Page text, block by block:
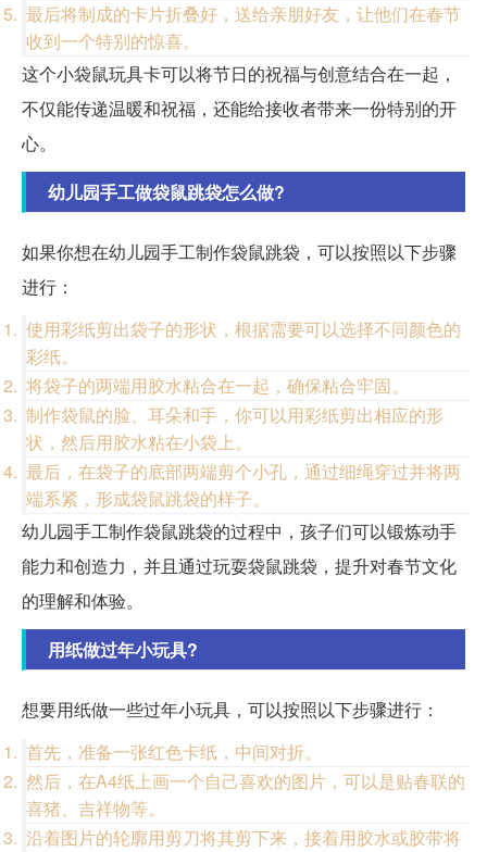
最后将制成的卡片折叠好，送给亲朋好友，让他们在春节
收到一个特别的惊喜。
这个小袋鼠玩具卡可以将节日的祝福与创意结合在一起，
不仅能传递温暖和祝福，还能给接收者带来一份特别的开
心。
幼儿园手工做袋鼠跳袋怎么做?
如果你想在幼儿园手工制作袋鼠跳袋，可以按照以下步骤
进行：
使用彩纸剪出袋子的形状，根据需要可以选择不同颜色的
彩纸。
将袋子的两端用胶水粘合在一起，确保粘合牢固。
制作袋鼠的脸、耳朵和手，你可以用彩纸剪出相应的形
状，然后用胶水粘在小袋上。
最后，在袋子的底部两端剪个小孔，通过细绳穿过并将两
端系紧，形成袋鼠跳袋的样子。
幼儿园手工制作袋鼠跳袋的过程中，孩子们可以锻炼动手
能力和创造力，并且通过玩耍袋鼠跳袋，提升对春节文化
的理解和体验。
用纸做过年小玩具?
想要用纸做一些过年小玩具，可以按照以下步骤进行：
首先，准备一张红色卡纸，中间对折。
然后，在A4纸上画一个自己喜欢的图片，可以是贴春联的
喜猪、吉祥物等。
沿着图片的轮廓用剪刀将其剪下来，接着用胶水或胶带将